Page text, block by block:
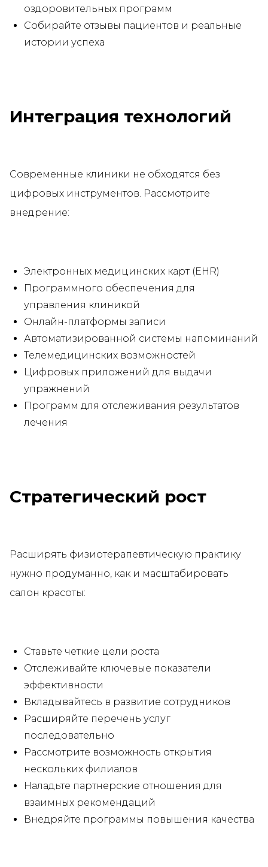
оздоровительных программ
Собирайте отзывы пациентов и реальные
истории успеха
Интеграция технологий
Современные клиники не обходятся без
цифровых инструментов. Рассмотрите
внедрение:
Электронных медицинских карт (EHR)
Программного обеспечения для
управления клиникой
Онлайн-платформы записи
Автоматизированной системы напоминаний
Телемедицинских возможностей
Цифровых приложений для выдачи
упражнений
Программ для отслеживания результатов
лечения
Стратегический рост
Расширять физиотерапевтическую практику
нужно продуманно, как и масштабировать
салон красоты:
Ставьте четкие цели роста
Отслеживайте ключевые показатели
эффективности
Вкладывайтесь в развитие сотрудников
Расширяйте перечень услуг
последовательно
Рассмотрите возможность открытия
нескольких филиалов
Наладьте партнерские отношения для
взаимных рекомендаций
Внедряйте программы повышения качества